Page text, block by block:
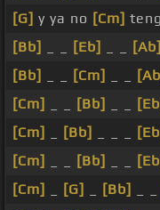
[G] y ya no [Cm]
[Bb]
[Eb] [Ab]
[Bb]
[Cm]
[Cm]
[Bb]
[Cm]
[Bb]
[Cm]
[Bb]
[Cm]
[G] [Bb]